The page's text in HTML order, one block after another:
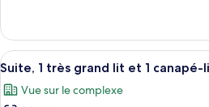
sur
la
piscine
Suite,
très
grand
lit
Suite,
très
lit
Afficher
toutes
les
5
Suite, 1 très grand lit et 1
Vue sur le complexe